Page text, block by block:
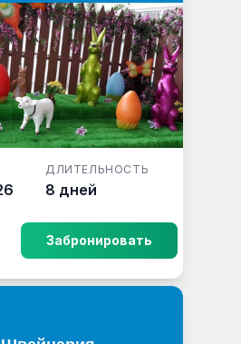
ДЛИТЕЛЬНОСТЬ
8 дней
Забронировать